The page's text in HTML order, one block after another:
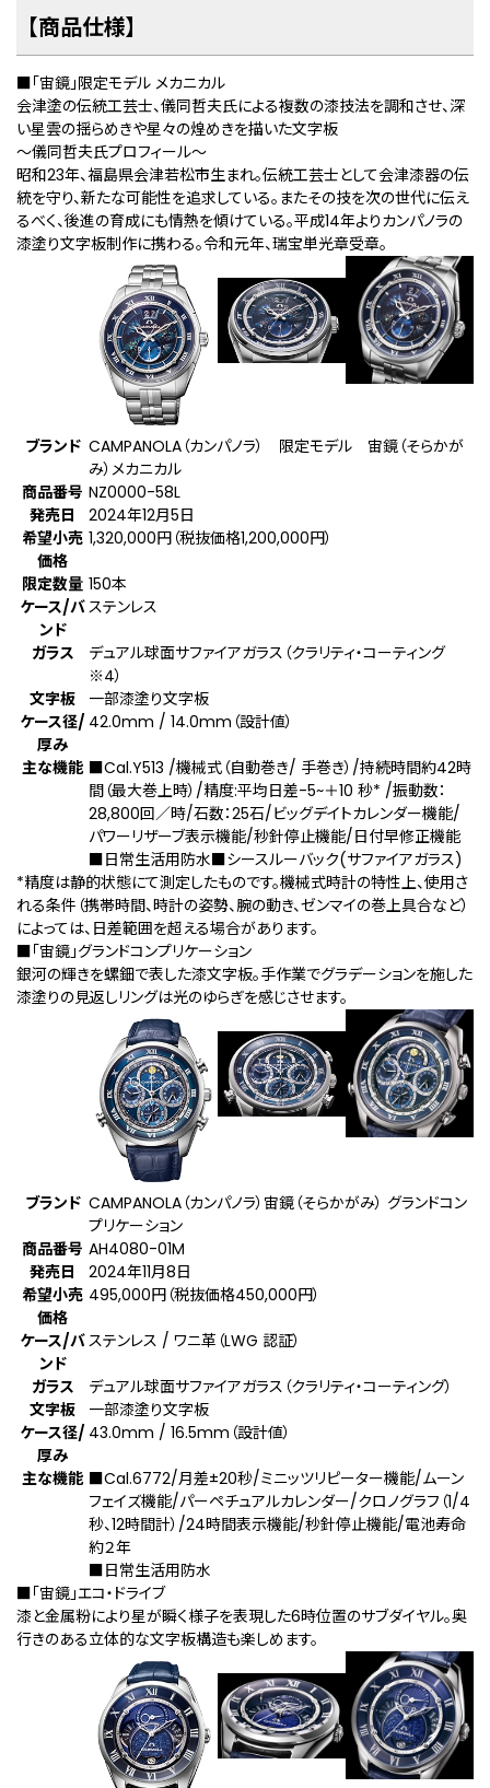
【商品仕様】
■「宙鏡」限定モデル メカニカル
会津塗の伝統工芸士、儀同哲夫氏による複数の漆技法を調和させ、深
い星雲の揺らめきや星々の煌めきを描いた文字板
～儀同哲夫氏プロフィール～
昭和23年、福島県会津若松市生まれ。伝統工芸士として会津漆器の伝
統を守り、新たな可能性を追求している。またその技を次の世代に伝え
るべく、後進の育成にも情熱を傾けている。平成14年よりカンパノラの
漆塗り文字板制作に携わる。令和元年、瑞宝単光章受章。
ブランド CAMPANOLA（カンパノラ） 限定モデル 宙鏡（そらかが
み）メカニカル
商品番号 NZ0000-58L
発売日
2024年12月5日
希望小売
価格
1,320,000円（税抜価格1,200,000円）
限定数量 150本
ケース/バ
ンド
ステンレス
ガラス
デュアル球面サファイアガラス（クラリティ・コーティング
※4）
文字板
一部漆塗り文字板
ケース径/
厚み
42.0mm / 14.0mm（設計値）
主な機能 ■Cal.Y513 /機械式（自動巻き/ 手巻き）/持続時間約42時
間（最大巻上時）/精度:平均日差-5~＋10 秒* /振動数：
28,800回／時/石数：25石/ビッグデイトカレンダー機能/
パワーリザーブ表示機能/秒針停止機能/日付早修正機能
■日常生活用防水■シースルーバック(サファイアガラス)
*精度は静的状態にて測定したものです。機械式時計の特性上、使用さ
れる条件（携帯時間、時計の姿勢、腕の動き、ゼンマイの巻上具合など）
によっては、日差範囲を超える場合があります。
■「宙鏡」グランドコンプリケーション
銀河の輝きを螺鈿で表した漆文字板。手作業でグラデーションを施した
漆塗りの見返しリングは光のゆらぎを感じさせます。
ブランド CAMPANOLA（カンパノラ）宙鏡（そらかがみ） グランドコン
プリケーション
商品番号 AH4080-01M
発売日
2024年11月8日
希望小売
価格
495,000円（税抜価格450,000円）
ケース/バ
ンド
ステンレス / ワニ革（LWG 認証）
ガラス
デュアル球面サファイアガラス（クラリティ・コーティング）
文字板
一部漆塗り文字板
ケース径/
厚み
43.0mm / 16.5mm（設計値）
主な機能 ■Cal.6772/月差±20秒/ミニッツリピーター機能/ムーン
フェイズ機能/パーペチュアルカレンダー/クロノグラフ（1/4
秒、12時間計）/24時間表示機能/秒針停止機能/電池寿命
約２年
■日常生活用防水
■「宙鏡」エコ・ドライブ
漆と金属粉により星が瞬く様子を表現した6時位置のサブダイヤル。奥
行きのある立体的な文字板構造も楽しめます。